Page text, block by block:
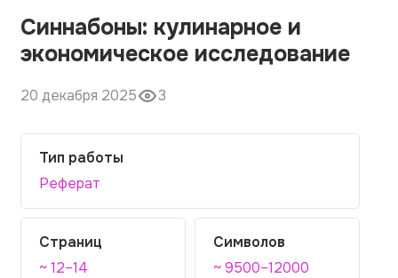
О компании
Наши гарантии
Порядок оплаты
Вопросы и ответы
Отзывы
Контакты
Синнабоны: кулинарное и
экономическое исследование
20 декабря 2025 3
Тип работы
Реферат
Страниц
~ 12–14
Символов
~ 9500–12000